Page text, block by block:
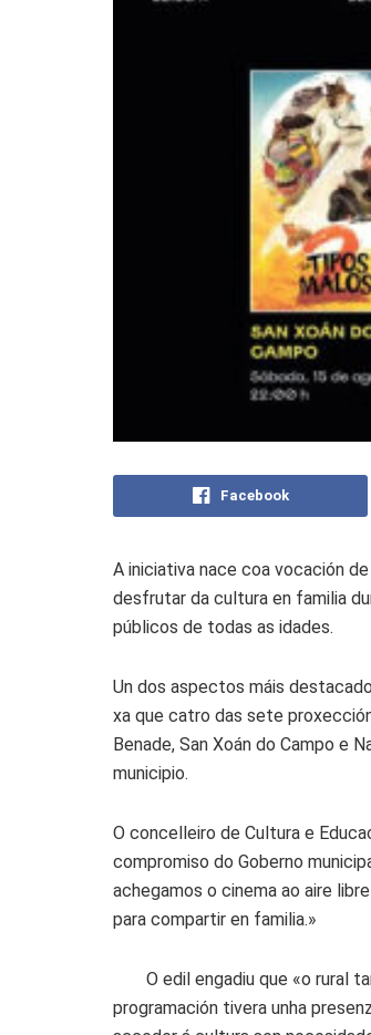
Facebook
A iniciativa nace coa vocación
desfrutar da cultura en familia
públicos de todas as idades.
Un dos aspectos máis
xa que catro das sete
Benade, San Xoán do Campo e
municipio.
O concelleiro de Cultura e
compromiso do Goberno
achegamos o cinema ao aire
para compartir en familia.»
O edil engadiu que «o rural
programación tivera unha